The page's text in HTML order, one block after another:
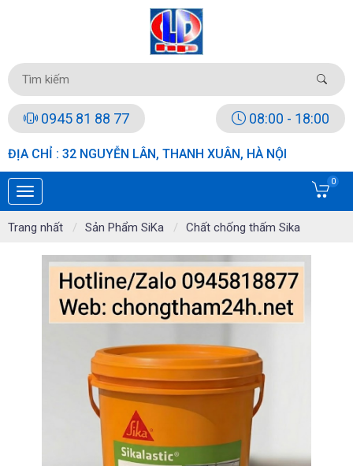
0945 81 88 77 08:00 - 18:00
ĐỊA CHỈ : 32 NGUYỄN LÂN, THANH XUÂN, HÀ NỘI
0
Trang nhất Sản Phẩm SiKa Chất chống thấm Sika